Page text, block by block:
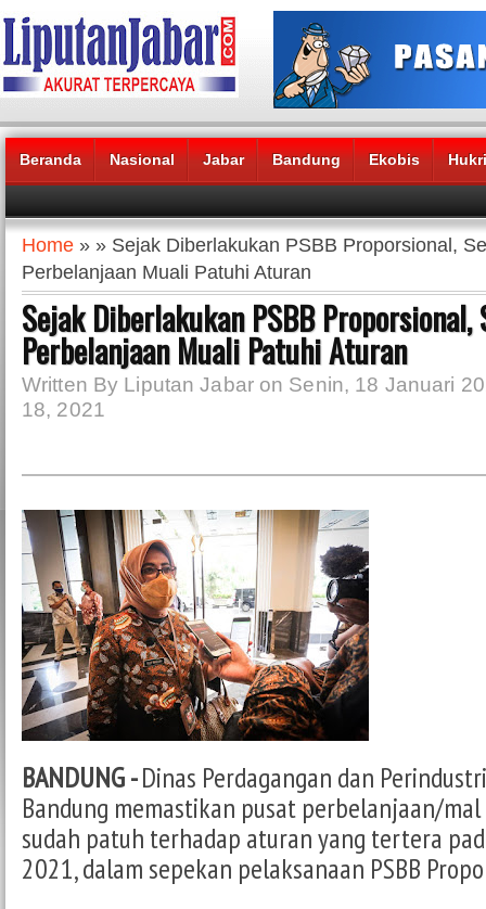
Beranda Nasional Jabar Bandung Ekobis
Headlines News :
Home » » Sejak Diberlakukan PSBB Proporsional,
Perbelanjaan Muali Patuhi Aturan
Sejak Diberlakukan PSBB
Perbelanjaan Muali Patuhi Aturan
Written By Liputan Jabar on Senin, 18 Januari
18, 2021
BANDUNG -Dinas Perdagangan dan
Bandung memastikan pusat perbelanjaan/
sudah patuh terhadap aturan yang tertera
2021, dalam sepekan pelaksanaan PSBB